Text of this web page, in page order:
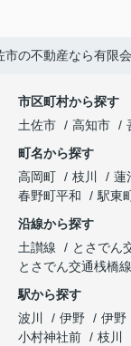
市の不動産なら有限
市区町村から探す
土佐市
高知市
町名から探す
高岡町
枝川 蓮
春野町平和
駅東
沿線から探す
土讃線
とさでん
とさでん交通桟橋線
駅から探す
波川
伊野 伊野
小村神社前
枝川